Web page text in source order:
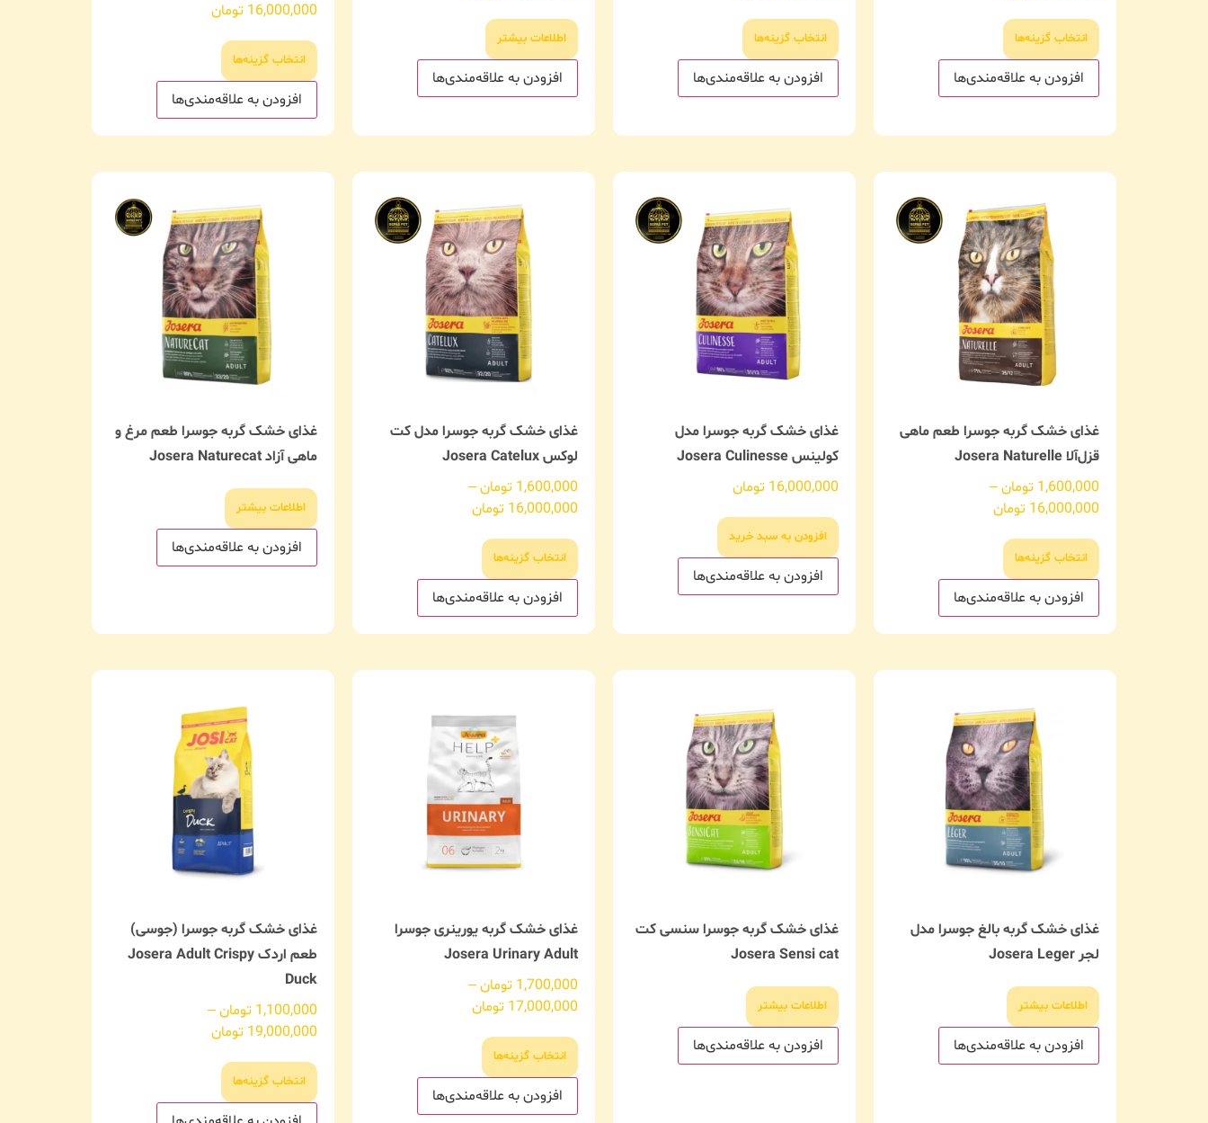
انتخاب گزینه‌ها
افزودن به علاقه‌مندی‌ها
انتخاب گزینه‌ها
افزودن به علاقه‌مندی‌ها
اطلاعات بیشتر
افزودن به علاقه‌مندی‌ها
16,000,000 تومان
انتخاب گزینه‌ها
افزودن به علاقه‌مندی‌ها
غذای خشک گربه جوسرا طعم ماهی
قزل‌آلا Josera Naturelle
1,600,000 تومان–
16,000,000 تومان
انتخاب گزینه‌ها
افزودن به علاقه‌مندی‌ها
غذای خشک گربه جوسرا مدل
کولینس Josera Culinesse
16,000,000 تومان
افزودن به سبد خرید
افزودن به علاقه‌مندی‌ها
غذای خشک گربه جوسرا مدل کت
لوکس Josera Catelux
1,600,000 تومان–
16,000,000 تومان
انتخاب گزینه‌ها
افزودن به علاقه‌مندی‌ها
غذای خشک گربه جوسرا طعم مرغ و
ماهی آزاد Josera Naturecat
اطلاعات بیشتر
افزودن به علاقه‌مندی‌ها
غذای خشک گربه بالغ جوسرا مدل
لجر Josera Leger
اطلاعات بیشتر
افزودن به علاقه‌مندی‌ها
غذای خشک گربه جوسرا سنسی کت
Josera Sensi cat
اطلاعات بیشتر
افزودن به علاقه‌مندی‌ها
غذای خشک گربه یورینری جوسرا
Josera Urinary Adult
1,700,000 تومان–
17,000,000 تومان
انتخاب گزینه‌ها
افزودن به علاقه‌مندی‌ها
غذای خشک گربه جوسرا (جوسی)
طعم اردک Josera Adult Crispy
Duck
1,100,000 تومان–
19,000,000 تومان
انتخاب گزینه‌ها